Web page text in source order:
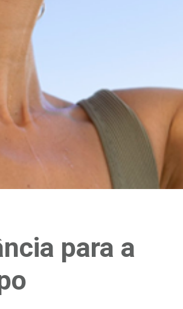
para a